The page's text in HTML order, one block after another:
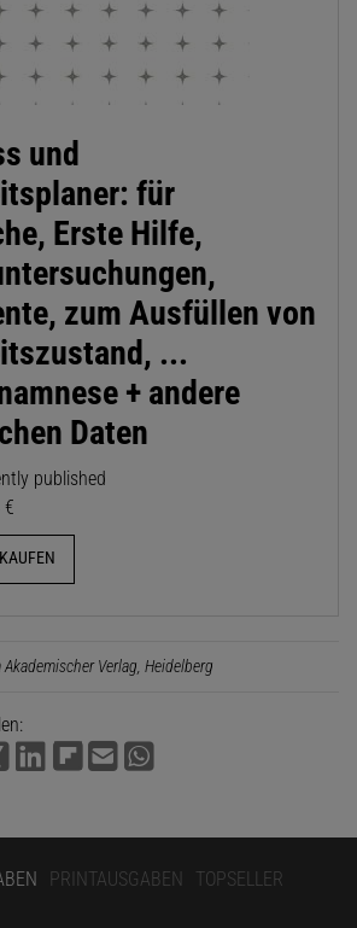
und
für
Erste Hilfe,
zum Ausfüllen von
...
+ andere
Daten
published
€
Verlag, Heidelberg
PRINTAUSGABEN TOPSELLER